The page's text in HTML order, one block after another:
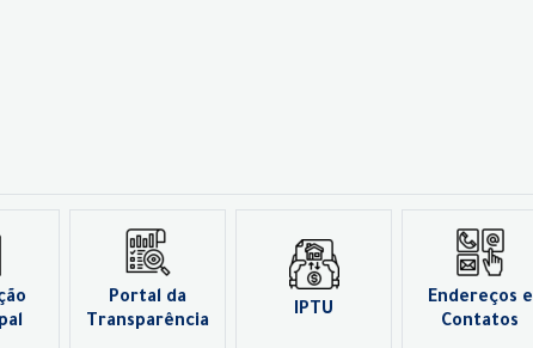
Portal da
Transparência
IPTU
Endereços e
Contatos